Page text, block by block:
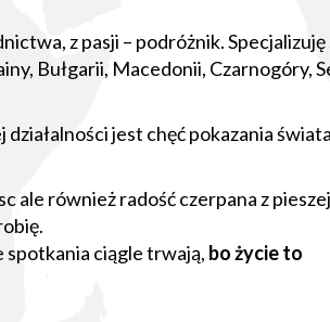
z pasji – podróżnik. Specjalizuję
Bułgarii, Macedonii, Czarnogóry,
jest chęć pokazania
ale również radość czerpana z pieszej
spotkania ciągle trwają, bo życie to